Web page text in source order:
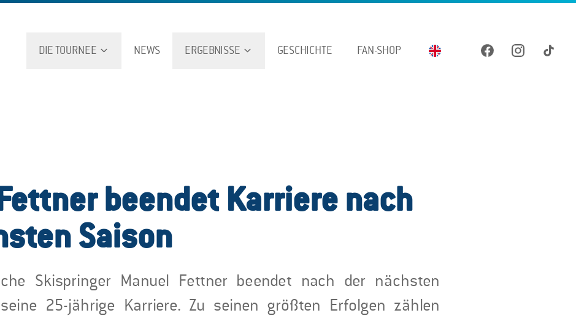
DIE TOURNEE NEWS ERGEBNISSE GESCHICHTE FAN-SHOP
beendet Karriere nach
Saison
Skispringer Manuel Fettner beendet nach der nächsten
seine 25-jährige Karriere. Zu seinen größten Erfolgen zählen